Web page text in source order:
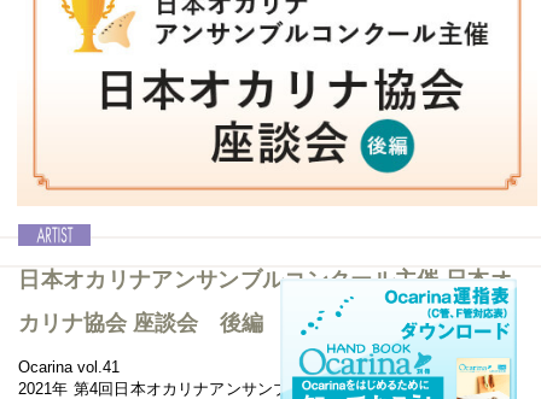
Ocarina vol.42│西村麻衣子 MAiCO Nishimura
オカリナによる演奏活動を開始してから10周年を迎え、2022年5月に
2ndアルバム「煌 kirameki」をリリースした西村麻衣子さん。アルバ
ムのことはもちろん、これまでのOcarina人生についても語っていた
日本オカリナアンサンブルコンクール主催 日本オ
カリナ協会 座談会 後編
Ocarina vol.41
2021年 第4回日本オカリナアンサンブルコンクールを主催した日本オ